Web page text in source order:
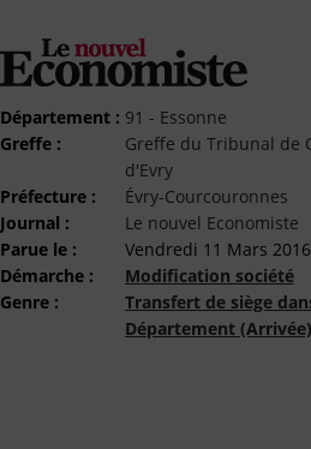
Département : 91 - Essonne
Greffe :
Greffe du Tribunal de
d'Evry
Préfecture :
Évry-Courcouronnes
Journal :
Le nouvel Economiste
Parue le :
Vendredi 11 Mars 2016
Démarche :
Modification société
Genre :
Transfert de siège
Département (Arrivée)